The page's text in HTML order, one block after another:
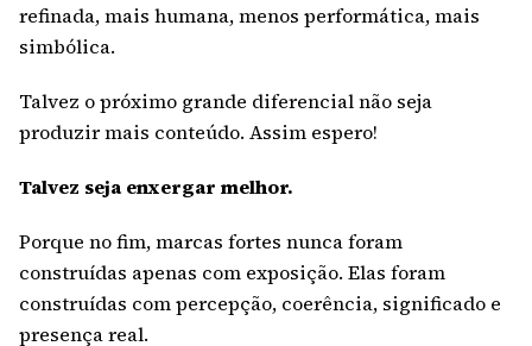
refinada, mais humana, menos performática, mais
simbólica.
Talvez o próximo grande diferencial não seja
produzir mais conteúdo. Assim espero!
Talvez seja enxergar melhor.
Porque no fim, marcas fortes nunca foram
construídas apenas com exposição. Elas foram
construídas com percepção, coerência, significado e
presença real.